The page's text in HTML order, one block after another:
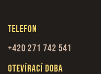
Telefon
+420 271 742 541
Otevírací doba